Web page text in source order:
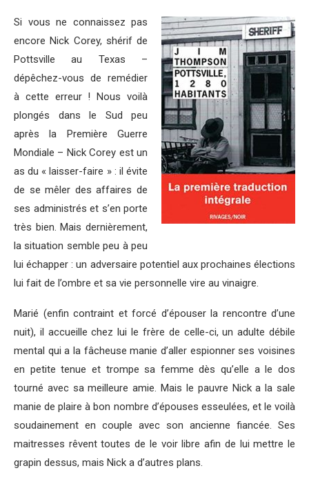
Si vous ne connaissez pas
encore Nick Corey, shérif de
Pottsville au Texas –
dépêchez-vous de remédier
à cette erreur ! Nous voilà
plongés dans le Sud peu
après la Première Guerre
Mondiale – Nick Corey est un
as du « laisser-faire » : il évite
de se mêler des affaires de
ses administrés et s’en porte
très bien. Mais dernièrement,
la situation semble peu à peu
lui échapper : un adversaire potentiel aux prochaines élections
lui fait de l’ombre et sa vie personnelle vire au vinaigre.
Marié (enfin contraint et forcé d’épouser la rencontre d’une
nuit), il accueille chez lui le frère de celle-ci, un adulte débile
mental qui a la fâcheuse manie d’aller espionner ses voisines
en petite tenue et trompe sa femme dès qu’elle a le dos
tourné avec sa meilleure amie. Mais le pauvre Nick a la sale
manie de plaire à bon nombre d’épouses esseulées, et le voilà
soudainement en couple avec son ancienne fiancée. Ses
maitresses rêvent toutes de le voir libre afin de lui mettre le
grapin dessus, mais Nick a d’autres plans.